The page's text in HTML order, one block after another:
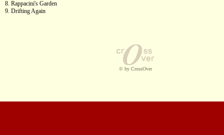
8. Rappacini's Garden
9. Drifting Again
© by CrossOver